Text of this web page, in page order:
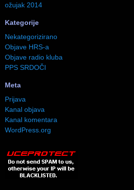
ožujak 2014
Kategorije
Nekategorizirano
Objave HRS-a
Objave radio kluba
PPS SRDOČI
Meta
Prijava
Kanal objava
Kanal komentara
WordPress.org